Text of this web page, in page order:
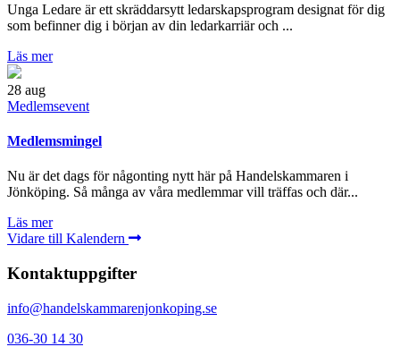
Unga Ledare är ett skräddarsytt ledarskapsprogram designat för dig
som befinner dig i början av din ledarkarriär och ...
Läs mer
28 aug
Medlemsevent
Medlemsmingel
Nu är det dags för någonting nytt här på Handelskammaren i
Jönköping. Så många av våra medlemmar vill träffas och där...
Läs mer
Vidare till Kalendern
Kontaktuppgifter
info@handelskammarenjonkoping.se
036-30 14 30